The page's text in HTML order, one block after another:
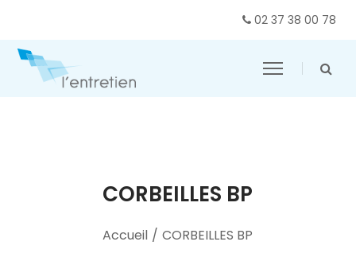
02 37 38 00 78
CORBEILLES BP
Accueil / CORBEILLES BP